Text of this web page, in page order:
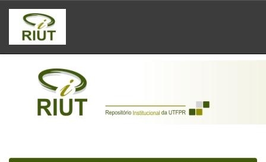
Skip
navigation